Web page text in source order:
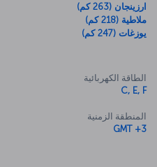
ارزينجان (263 كم)
ملاطية (218 كم)
يوزغات (247 كم)
الطاقة الكهربائية
C, E, F
المنطقة الزمنية
GMT +3